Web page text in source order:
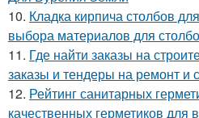
10. Кладка кирпича столбов
выбора материалов для
11. Где найти заказы на
заказы и тендеры на ремонт и
12. Рейтинг санитарных
качественных герметиков для